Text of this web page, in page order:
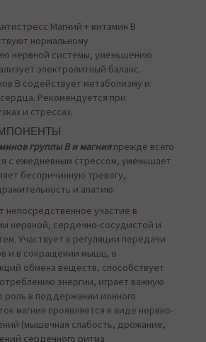
Магний + витамин В
нормальному
нервной системы, уменьшению
электролитный баланс.
В содействует метаболизму и
Рекомендуется при
и стрессах.
группы B и магнияпрежде всего
с ежедневным стрессом, уменьшает
беспричинную тревогу,
и апатию.
непосредственное участие в
нервной, сердечно-сосудистой и
Участвует в регуляции передачи
и в сокращении мышц, в
обмена веществ, способствует
энергии, играет важную
роль в поддержании ионного
магния проявляется в виде нервно-
(мышечная слабость, дрожание,
сердечного ритма